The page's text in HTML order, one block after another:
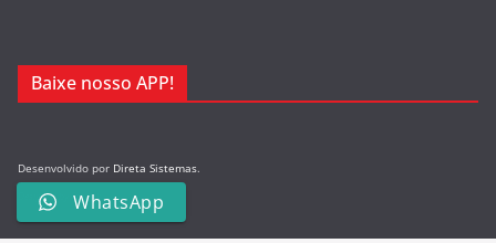
Baixe nosso APP!
Desenvolvido por Direta Sistemas.
Designed by FreepikWhatsApp